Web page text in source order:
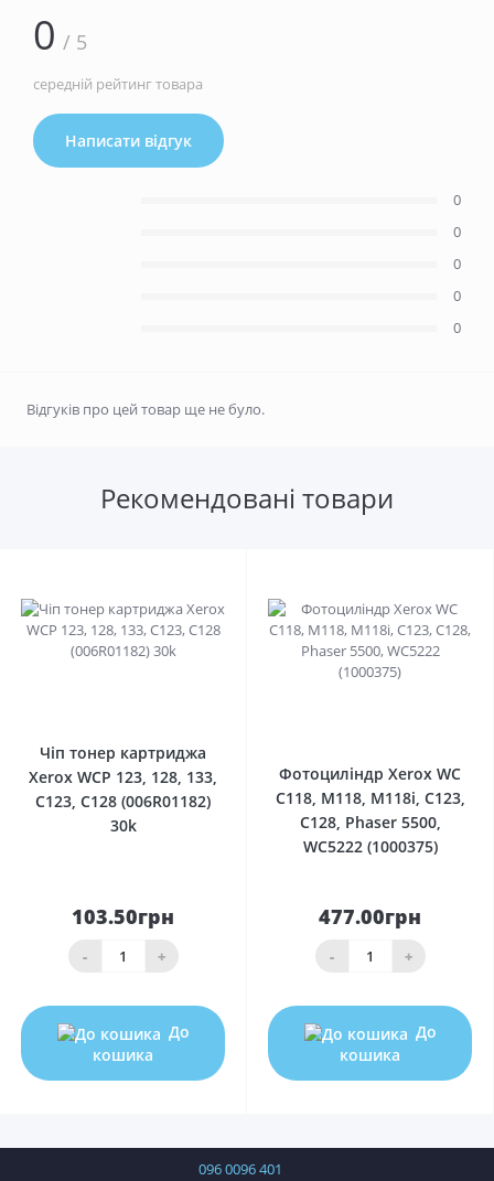
0 / 5
середній рейтинг товара
Написати відгук
0
0
0
0
0
Відгуків про цей товар ще не було.
Рекомендовані товари
Чіп тонер картриджа
Xerox WCP 123, 128, 133,
C123, C128 (006R01182)
30k
103.50грн
- +
До
кошика
Фотоциліндр Xerox WC
C118, M118, M118i, C123,
C128, Phaser 5500,
WC5222 (1000375)
477.00грн
- +
До
кошика
096 0096 401